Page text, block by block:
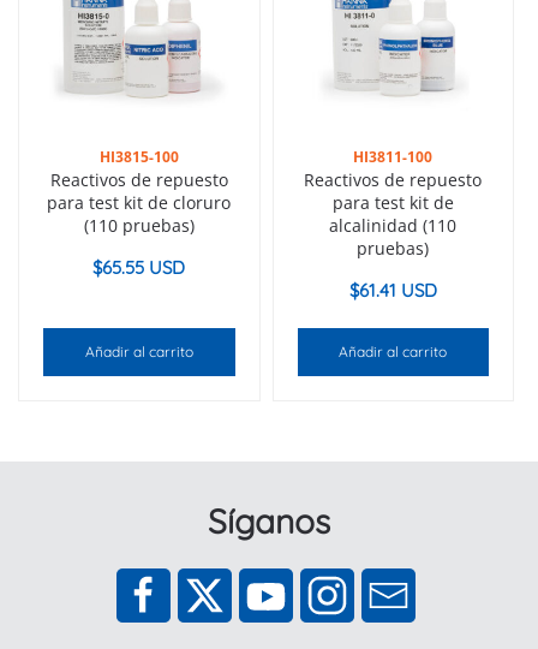
HI3815-100
Reactivos de repuesto
para test kit de cloruro
(110 pruebas)
$65.55 USD
Añadir al carrito
HI3811-100
Reactivos de repuesto
para test kit de
alcalinidad (110
pruebas)
$61.41 USD
Añadir al carrito
Síganos